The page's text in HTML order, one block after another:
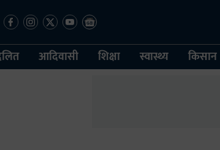
आदिवासी शिक्षा स्वास्थ्य किसान